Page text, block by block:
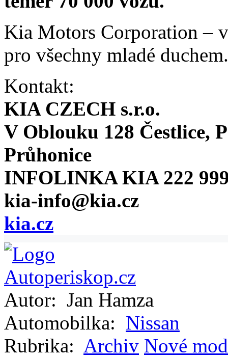
Kia Motors Corporation –
pro všechny mladé duchem.
Kontakt:
KIA CZECH s.r.o.
V Oblouku 128 Čestlice,
Průhonice
INFOLINKA KIA 222
kia-info@kia.cz
kia.cz
Autor: Jan Hamza
Automobilka: Nissan
Rubrika: Archiv Nové